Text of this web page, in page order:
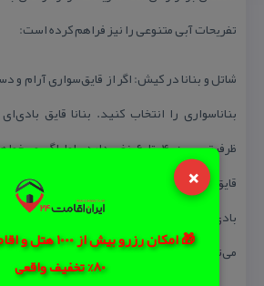
×
🎁 امکان رزرو بیش
80% تخفیف واقعی
تفریحات آبی متنوعی را نیز فراهم كرده است:
شاتل و بنانا در كیش: اگر از قایق‌سواری آرام
بناناسواری را انتخاب كنید. بنانا قایق
ظرفیتی بین ۴ تا ۶ نفر دارد. اما
قایق‌سواری‌تان بكنید، شاتل را به شما
بادی‌ای است كه نسبت به بنانا ابعاد
می‌تواند روی آب جهش كند. هر شاتل می‌تواند ۲ تا ۳ نفر را حمل كند.